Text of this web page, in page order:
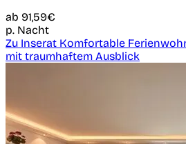
ab 91,59€
p. Nacht
Zu Inserat Komfortable
mit traumhaftem Ausblick